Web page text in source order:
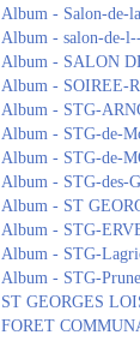
Album - Salon-de-
Album - salon-de-
Album - SALON
Album - SOIREE-
Album - STG-
Album - STG-de-
Album - STG-de-
Album - STG-des-
Album - ST
Album - STG-
Album - STG-
Album - STG-
ST GEORGES
FORET